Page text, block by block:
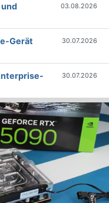
und
03.08.2026
Gerät
30.07.2026
30.07.2026